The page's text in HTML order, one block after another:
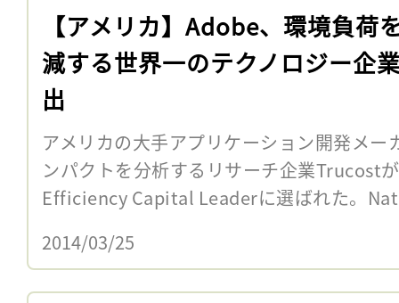
【アメリカ】Adobe、環境負荷
減する世界一のテクノロジー企
出
アメリカの大手アプリケーション開発メ
ンパクトを分析するリサーチ企業Trucost
Efficiency Capital Leaderに選ばれた。
2014/03/25